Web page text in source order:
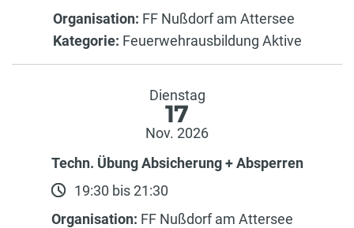
Organisation: FF Nußdorf am Attersee
Kategorie: Feuerwehrausbildung Aktive
Dienstag
17
Nov. 2026
Techn. Übung Absicherung + Absperren
19:30 bis 21:30
Organisation: FF Nußdorf am Attersee